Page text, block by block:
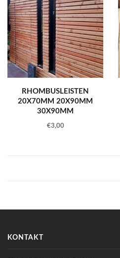
RHOMBUSLEISTEN
20X70MM 20X90MM
30X90MM
€3,00
KONTAKT